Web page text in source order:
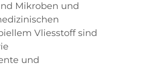
Mikroben und
Vliesstoff sind
und